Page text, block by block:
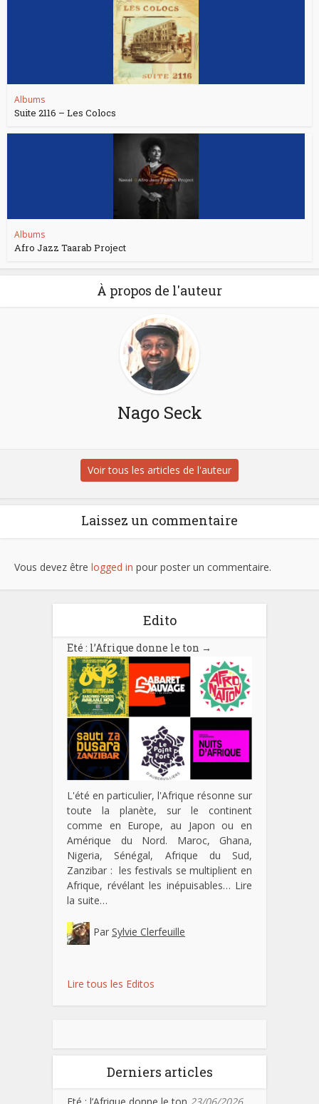
Albums
Suite 2116 – Les Colocs
Albums
Afro Jazz Taarab Project
À propos de l'auteur
Nago Seck
Voir tous les articles de l'auteur
Laissez un commentaire
Vous devez être logged in pour poster un commentaire.
Edito
Eté : l’Afrique donne le ton →
L'été en particulier, l'Afrique résonne sur
toute la planète, sur le continent
comme en Europe, au Japon ou en
Amérique du Nord. Maroc, Ghana,
Nigeria, Sénégal, Afrique du Sud,
Zanzibar : les festivals se multiplient en
Afrique, révélant les inépuisables… Lire
la suite…
Par Sylvie Clerfeuille
Lire tous les Editos
Derniers articles